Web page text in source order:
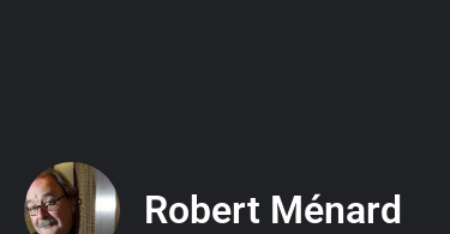
Robert Ménard